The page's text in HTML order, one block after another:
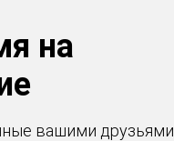
на
вашими друзьями